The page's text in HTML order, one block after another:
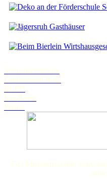
Gasthäuser
Schwanstetten.de
Landratsamt Roth
BLFD
Landkarte
Wetter
Der Museumsverein